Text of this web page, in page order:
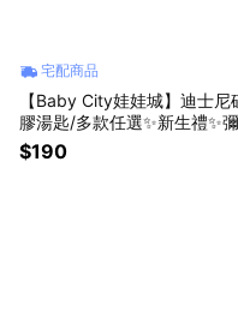
宅配商品
【Baby City娃娃城】迪士尼
膠湯匙/多款任選✨新生禮✨
禮✨育兒好物✨四季好物
$190